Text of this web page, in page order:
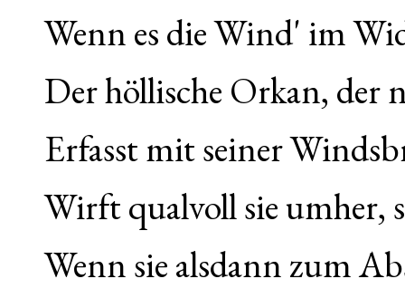
Wenn es die Wind' im
Der höllische Orkan, der
Erfasst mit seiner
Wirft qualvoll sie umher,
Wenn sie alsdann zum